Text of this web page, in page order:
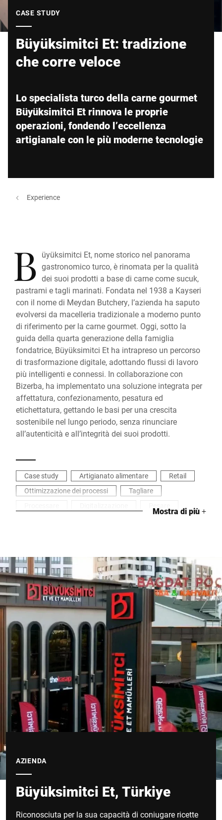
CASE STUDY
Büyüksimitci Et: tradizione
che corre veloce
Lo specialista turco della carne gourmet
Büyüksimitci Et rinnova le proprie
operazioni, fondendo l’eccellenza
artigianale con le più moderne tecnologie
Experience
B üyüksimitci Et, nome storico nel panorama
gastronomico turco, è rinomata per la qualità
dei suoi prodotti a base di carne come sucuk,
pastrami e tagli marinati. Fondata nel 1938 a Kayseri
con il nome di Meydan Butchery, l’azienda ha saputo
evolversi da macelleria tradizionale a moderno punto
di riferimento per la carne gourmet. Oggi, sotto la
guida della quarta generazione della famiglia
fondatrice, Büyüksimitci Et ha intrapreso un percorso
di trasformazione digitale, adottando flussi di lavoro
più intelligenti e connessi. In collaborazione con
Bizerba, ha implementato una soluzione integrata per
affettatura, confezionamento, pesatura ed
etichettatura, gettando le basi per una crescita
sostenibile nel lungo periodo, senza rinunciare
all’autenticità e all’integrità dei suoi prodotti.
Case study Artigianato alimentare
Retail
Ottimizzazione dei processi
Tagliare
Mostra di più+
AZIENDA
Büyüksimitci Et, Türkiye
Riconosciuta per la sua capacità di coniugare ricette